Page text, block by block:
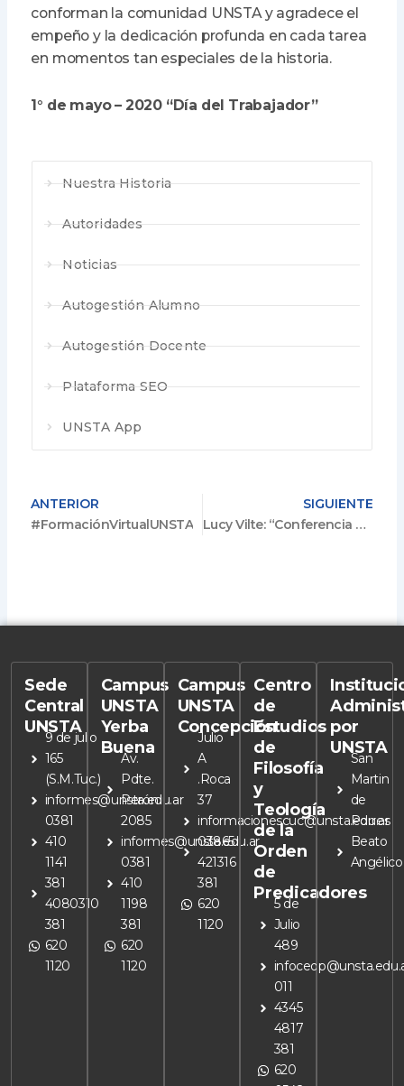
conforman la comunidad UNSTA y agradece el
empeño y la dedicación profunda en cada tarea
en momentos tan especiales de la historia.
1° de mayo – 2020 “Día del Trabajador”
Nuestra Historia
Autoridades
Noticias
Autogestión Alumno
Autogestión Docente
Plataforma SEO
UNSTA App
ANTERIOR
#FormaciónVirtualUNSTA
SIGUIENTE
Lucy Vilte: “Conferencia para emprendedores”
Sede
Central
UNSTA
9 de julio
165
(S.M.Tuc.)
informes@unsta.edu.ar
0381
410
1141
381
4080310
381
620
1120
Campus
UNSTA
Yerba
Buena
Av.
Pdte.
Perón
2085
informes@unsta.edu.ar
0381
410
1198
381
620
1120
Campus
UNSTA
Concepción
Julio
A
.Roca
37
informacionescuc@unsta.edu.ar
03865
421316
381
620
1120
Centro
de
Estudios
de
Filosofía
y
Teología
de la
Orden
de
Predicadores
5 de
Julio
489
011
4345
4817
381
620
por
UNSTA
San
Martin
de
Porres
Beato
Angélico